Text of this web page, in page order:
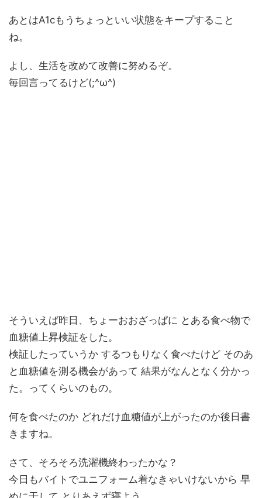
あとはA1cもうちょっといい状態をキープすること
ね。
よし、生活を改めて改善に努めるぞ。
毎回言ってるけど(;^ω^)
そういえば昨日、ちょーおおざっぱに とある食べ物で
血糖値上昇検証をした。
検証したっていうか するつもりなく食べたけど そのあ
と血糖値を測る機会があって 結果がなんとなく分かっ
た。ってくらいのもの。
何を食べたのか どれだけ血糖値が上がったのか後日書
きますね。
さて、そろそろ洗濯機終わったかな？
今日もバイトでユニフォーム着なきゃいけないから 早